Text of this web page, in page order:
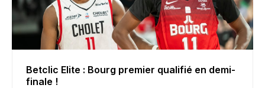
Betclic Elite : Bourg premier qualifié en demi-
finale !